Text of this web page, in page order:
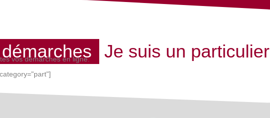
Je suis un particulier
vos démarches en ligne.